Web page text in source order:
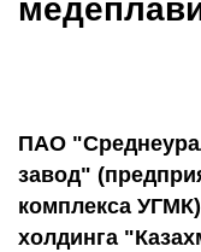
ПАО
завод"
комплекса
холдинга